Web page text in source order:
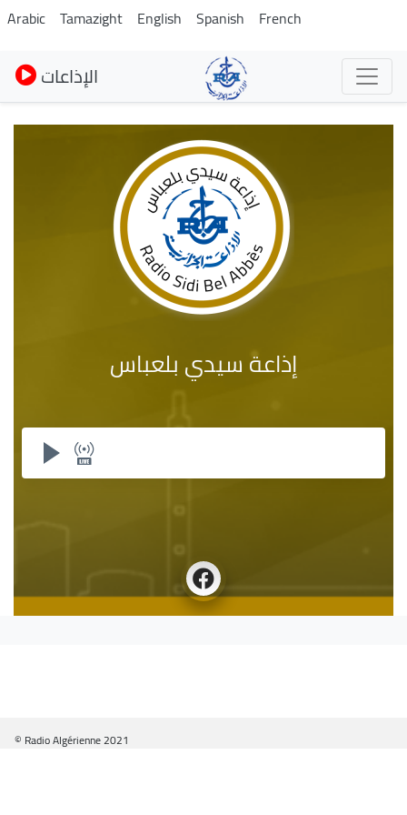
Skip
to
main
content
Arabic Tamazight English Spanish French
الإذاعات
إذاعة سيدي بلعباس
© Radio Algérienne 2021